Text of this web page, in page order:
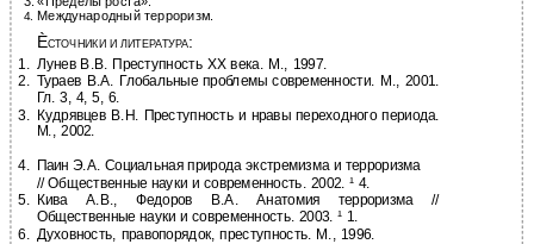
4. Международный терроризм.
ÈСТОЧНИКИ И ЛИТЕРАТУРА:
1. Лунев В.В. Преступность ХХ века. М., 1997.
2. Тураев В.А. Глобальные проблемы современности. М., 2001.
Гл. 3, 4, 5, 6.
3. Кудрявцев В.Н. Преступность и нравы переходного периода.
М., 2002.
4. Паин Э.А. Социальная природа экстремизма и терроризма
// Общественные науки и современность. 2002. ¹ 4.
5. Кива А.В., Федоров В.А. Анатомия терроризма //
Общественные науки и современность. 2003. ¹ 1.
6. Духовность, правопорядок, преступность. М., 1996.